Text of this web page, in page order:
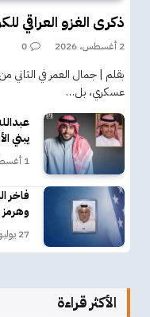
ذكرى الغزو العراقي
2 أغسطس، 2026 0
بقلم | جمال العمر في
عسكري، بل…
يبني
1 أغسطس، 2026
فاخر
وهرمز
27 يوليو، 2026
الأكثر قراءة